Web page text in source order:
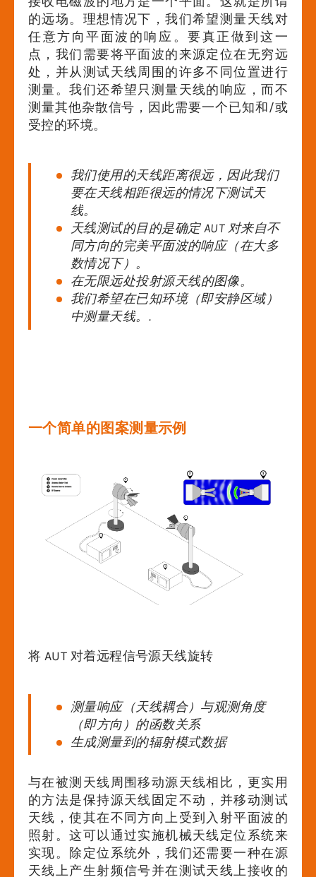
的远场。理想情况下，我们希望测量天线对
任意方向平面波的响应。要真正做到这一
点，我们需要将平面波的来源定位在无穷远
处，并从测试天线周围的许多不同位置进行
测量。我们还希望只测量天线的响应，而不
测量其他杂散信号，因此需要一个已知和/或
受控的环境。
我们使用的天线距离很远，因此我们
要在天线相距很远的情况下测试天
线。
天线测试的目的是确定 AUT 对来自不
同方向的完美平面波的响应（在大多
数情况下）。
在无限远处投射源天线的图像。
我们希望在已知环境（即安静区域）
中测量天线。.
一个简单的图案测量示例
将 AUT 对着远程信号源天线旋转
测量响应（天线耦合）与观测角度
（即方向）的函数关系
生成测量到的辐射模式数据
与在被测天线周围移动源天线相比，更实用
的方法是保持源天线固定不动，并移动测试
天线，使其在不同方向上受到入射平面波的
照射。这可以通过实施机械天线定位系统来
实现。除定位系统外，我们还需要一种在源
天线上产生射频信号并在测试天线上接收的